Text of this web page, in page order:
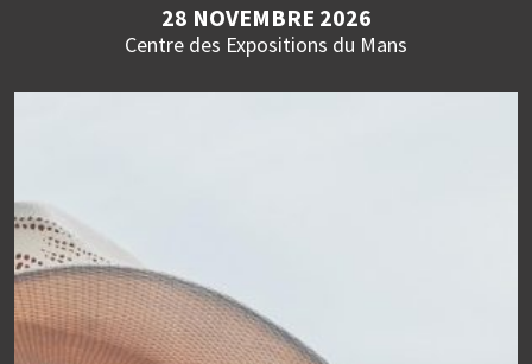
28 NOVEMBRE 2026
Centre des Expositions du Mans